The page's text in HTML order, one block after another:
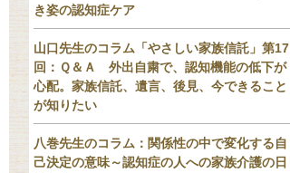
き姿の認知症ケア
山口先生のコラム「やさしい家族信託」第17
回：Ｑ＆Ａ 外出自粛で、認知機能の低下が
心配。家族信託、遺言、後見、今できること
が知りたい
八巻先生のコラム：関係性の中で変化する自
己決定の意味～認知症の人への家族介護の日